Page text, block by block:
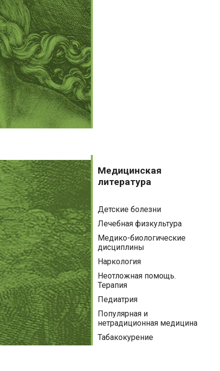
Медицинская
литература
Медицинская
литература
Детские болезни
Лечебная физкультура
Медико-биологические
дисциплины
Наркология
Неотложная помощь.
Терапия
Педиатрия
Популярная и
нетрадиционная медицина
Табакокурение